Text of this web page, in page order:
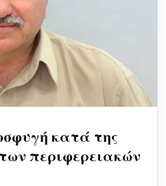
κατά της
περιφερειακών